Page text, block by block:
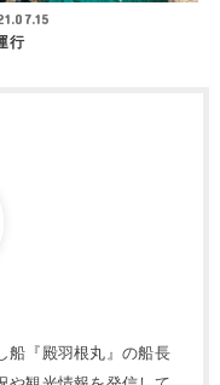
行
船『殿羽根丸』の船長